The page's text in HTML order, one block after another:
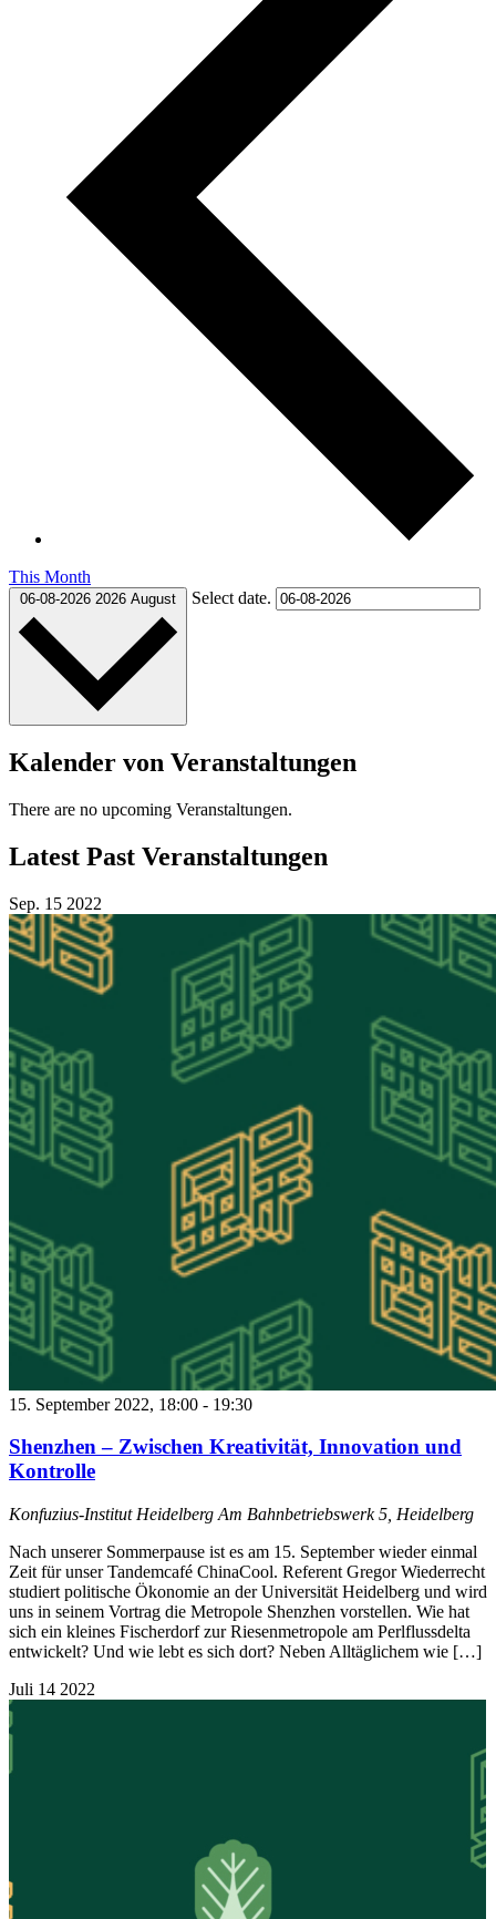
This Month
06-08-2026 2026 August Select date.
Kalender von Veranstaltungen
There are no upcoming Veranstaltungen.
Latest Past Veranstaltungen
Sep. 15 2022
15. September 2022, 18:00 - 19:30
Shenzhen – Zwischen Kreativität, Innovation und
Kontrolle
Konfuzius-Institut Heidelberg Am Bahnbetriebswerk 5, Heidelberg
Nach unserer Sommerpause ist es am 15. September wieder einmal
Zeit für unser Tandemcafé ChinaCool. Referent Gregor Wiederrecht
studiert politische Ökonomie an der Universität Heidelberg und wird
uns in seinem Vortrag die Metropole Shenzhen vorstellen. Wie hat
sich ein kleines Fischerdorf zur Riesenmetropole am Perlflussdelta
entwickelt? Und wie lebt es sich dort? Neben Alltäglichem wie […]
Juli 14 2022